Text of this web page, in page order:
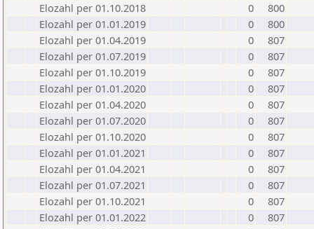
Elozahl per 01.10.2018
0
800
Elozahl per 01.01.2019
0
800
Elozahl per 01.04.2019
0
807
Elozahl per 01.07.2019
0
807
Elozahl per 01.10.2019
0
807
Elozahl per 01.01.2020
0
807
Elozahl per 01.04.2020
0
807
Elozahl per 01.07.2020
0
807
Elozahl per 01.10.2020
0
807
Elozahl per 01.01.2021
0
807
Elozahl per 01.04.2021
0
807
Elozahl per 01.07.2021
0
807
Elozahl per 01.10.2021
0
807
Elozahl per 01.01.2022
0
807